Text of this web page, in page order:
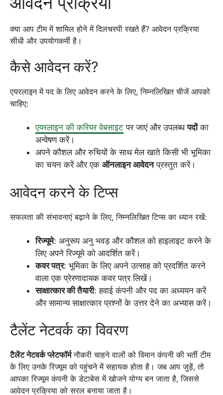
क्या आप टीम में शामिल होने में दिलचस्पी रखते हैं? आवेदन प्रक्रिया
सीधी और उपयोगकर्मी है।
कैसे आवेदन करें?
एयरलाइन में पद के लिए आवेदन करने के लिए, निम्नलिखित चीजें आपको
चाहिए:
एयरलाइन की करियर वेबसाइट पर जाएं और उपलब्धपदोंका
अन्वेषण करें।
अपने कौशल और रुचियों के साथ मेल खाते किसी भी भूमिका
का चयन करें और एक ऑनलाइन आवेदनप्रस्तुत करें।
आवेदन करने के टिप्स
सफलता की संभावनाएं बढ़ाने के लिए, निम्नलिखित टिप्स का ध्यान रखें:
रिज्यूमे: अनुरूप अनु भवड़ और कौशल को हाइलाइट करने के
लिए अपने रिज्यूमे को आदर्शित करें।
कवर पत्र: भूमिका के लिए अपने उत्साह को प्रदर्शित करने
वाला एक प्रेरणादायक कवर पत्र लिखें।
साक्षात्कार की तैयारी: हवाई कंपनी और पद का अध्ययन करें
और सामान्य साक्षात्कार प्रश्नों के उत्तर देने का अभ्यास करें।
टैलेंट नेटवर्क का विवरण
टैलेंट नेटवर्क प्लेटफॉर्मनौकरी चाहने वालों को विमान कंपनी की भर्ती टीम
के लिए उनके रिज्यूम को पहुंचने में सहायक होता है। जब आप जुड़ें, तो
आपका रिज्यूम कंपनी के डेटाबेस में खोजने योग्य बन जाता है, जिससे
आवेदन प्रक्रिया को सरल बनाया जाता है।